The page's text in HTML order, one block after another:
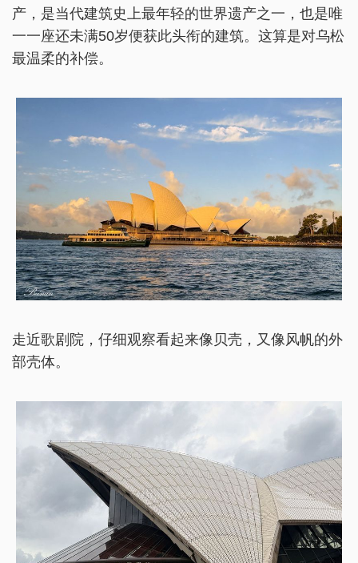
产，是当代建筑史上最年轻的世界遗产之一，也是唯
一一座还未满50岁便获此头衔的建筑。这算是对乌松
最温柔的补偿。
走近歌剧院，仔细观察看起来像贝壳，又像风帆的外
部壳体。